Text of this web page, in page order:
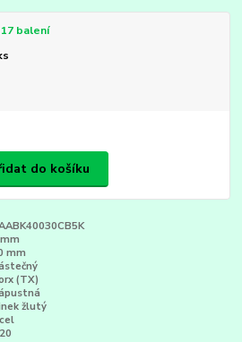
balení
do košíku
mm
(TX)
žlutý